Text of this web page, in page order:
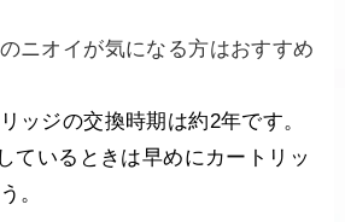
ニオイが気になる方はおすすめ
ッジの交換時期は約2年です。
ているときは早めにカートリッ
。